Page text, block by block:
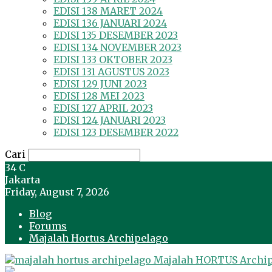
EDISI 138 MARET 2024
EDISI 136 JANUARI 2024
EDISI 135 DESEMBER 2023
EDISI 134 NOVEMBER 2023
EDISI 133 OKTOBER 2023
EDISI 131 AGUSTUS 2023
EDISI 129 JUNI 2023
EDISI 128 MEI 2023
EDISI 127 APRIL 2023
EDISI 124 JANUARI 2023
EDISI 123 DESEMBER 2022
Cari
34 C
Jakarta
Friday, August 7, 2026
Blog
Forums
Majalah Hortus Archipelago
Majalah HORTUS